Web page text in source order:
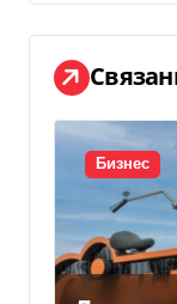
г
а
ц
и
я
п
Бизнес